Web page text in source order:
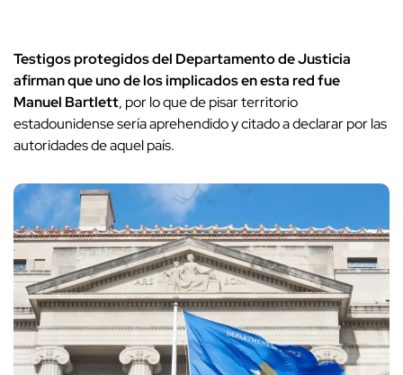
Testigos protegidos del Departamento de Justicia
afirman que uno de los implicados en esta red fue
Manuel Bartlett, por lo que de pisar territorio
estadounidense sería aprehendido y citado a declarar por las
autoridades de aquel país.